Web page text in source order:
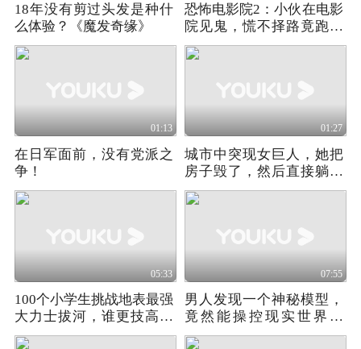
18年没有剪过头发是种什
么体验？《魔发奇缘》
恐怖电影院2：小伙在电影
院见鬼，慌不择路竟跑进
电梯
01:13
在日军面前，没有党派之
争！
01:27
城市中突现女巨人，她把
房子毁了，然后直接躺下
睡觉
05:33
100个小学生挑战地表最强
大力士拔河，谁更技高一
筹呢
07:55
男人发现一个神秘模型，
竟然能操控现实世界！
《新阴阳魔界》